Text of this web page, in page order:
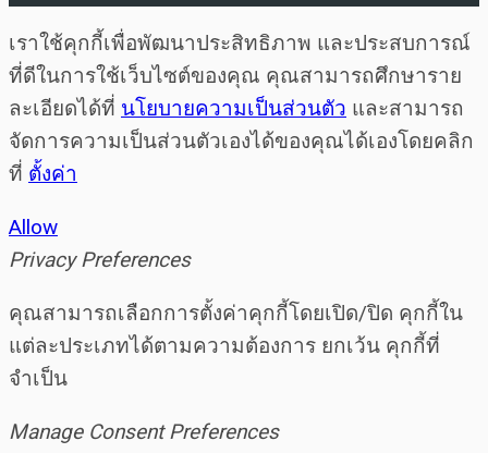
เราใช้คุกกี้เพื่อพัฒนาประสิทธิภาพ และประสบการณ์
ที่ดีในการใช้เว็บไซต์ของคุณ คุณสามารถศึกษาราย
ละเอียดได้ที่ นโยบายความเป็นส่วนตัว และสามารถ
จัดการความเป็นส่วนตัวเองได้ของคุณได้เองโดยคลิก
ที่ ตั้งค่า
Allow
Privacy Preferences
คุณสามารถเลือกการตั้งค่าคุกกี้โดยเปิด/ปิด คุกกี้ใน
แต่ละประเภทได้ตามความต้องการ ยกเว้น คุกกี้ที่
จำเป็น
Manage Consent Preferences